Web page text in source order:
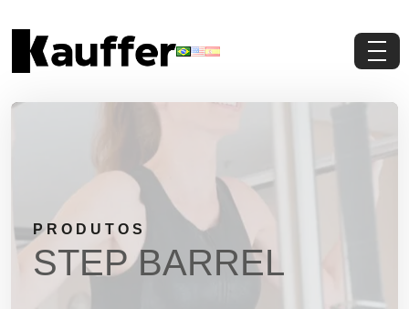
PRODUTOS
STEP BARREL